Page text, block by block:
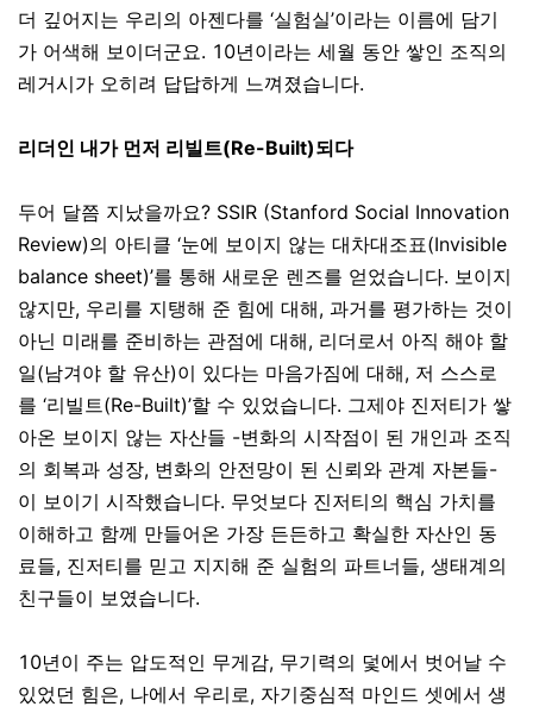
더 깊어지는 우리의 아젠다를 ‘실험실’이라는 이름에 담기
가 어색해 보이더군요. 10년이라는 세월 동안 쌓인 조직의
레거시가 오히려 답답하게 느껴졌습니다.
리더인 내가 먼저 리빌트(Re-Built)되다
두어 달쯤 지났을까요? SSIR (Stanford Social Innovation
Review)의 아티클 ‘눈에 보이지 않는 대차대조표(Invisible
balance sheet)’를 통해 새로운 렌즈를 얻었습니다. 보이지
않지만, 우리를 지탱해 준 힘에 대해, 과거를 평가하는 것이
아닌 미래를 준비하는 관점에 대해, 리더로서 아직 해야 할
일(남겨야 할 유산)이 있다는 마음가짐에 대해, 저 스스로
를 ‘리빌트(Re-Built)’할 수 있었습니다. 그제야 진저티가 쌓
아온 보이지 않는 자산들 -변화의 시작점이 된 개인과 조직
의 회복과 성장, 변화의 안전망이 된 신뢰와 관계 자본들-
이 보이기 시작했습니다. 무엇보다 진저티의 핵심 가치를
이해하고 함께 만들어온 가장 든든하고 확실한 자산인 동
료들, 진저티를 믿고 지지해 준 실험의 파트너들, 생태계의
친구들이 보였습니다.
10년이 주는 압도적인 무게감, 무기력의 덫에서 벗어날 수
있었던 힘은, 나에서 우리로, 자기중심적 마인드 셋에서 생